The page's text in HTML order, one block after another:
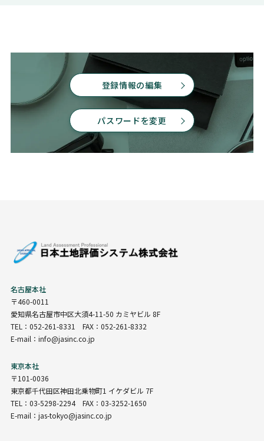
登録情報の編集
パスワードを変更
名古屋本社
〒460-0011
愛知県名古屋市中区大須4-11-50 カミヤビル 8F
TEL：052-261-8331 FAX：052-261-8332
E-mail：info@jasinc.co.jp
東京本社
〒101-0036
東京都千代田区神田北乗物町1 イケダビル 7F
TEL：03-5298-2294 FAX：03-3252-1650
E-mail：jas-tokyo@jasinc.co.jp